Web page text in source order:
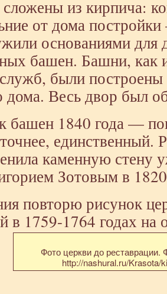
из кирпича:
от дома
основаниями для
башен. Башни, как
были построены
дома. Весь двор был
башен 1840 года —
единственный.
каменную стену
Зотовым в
повторю рисунок
в 1759-1764 годах на
Фото церкви до
http://nashural.ru/Krasota/